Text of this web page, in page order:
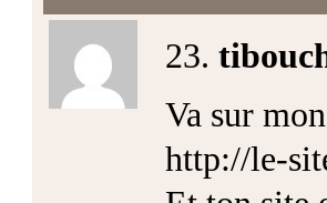
23.
Va sur
http://le-